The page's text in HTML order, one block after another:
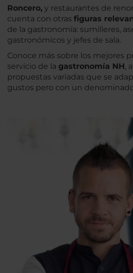
Roncero, y restaurantes de
cuenta con otras figuras
de la gastronomía: sumilleres,
gastronómicos y jefes de sala.
Conoce más sobre los mejores
servicio de la gastronomía NH,
propuestas variadas que se
gustos pero con un